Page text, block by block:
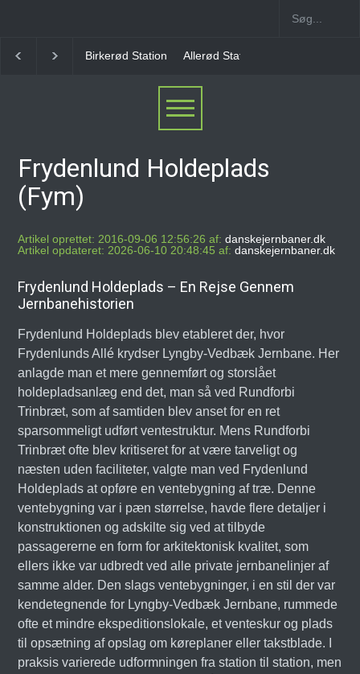
Allerød Station Favrholm Station
Frydenlund Holdeplads
(Fym)
Artikel oprettet: 2016-09-06 12:56:26 af: danskejernbaner.dk
Artikel opdateret: 2026-06-10 20:48:45 af: danskejernbaner.dk
Frydenlund Holdeplads – En Rejse Gennem
Jernbanehistorien
Frydenlund Holdeplads blev etableret der, hvor
Frydenlunds Allé krydser Lyngby-Vedbæk Jernbane. Her
anlagde man et mere gennemført og storslået
holdepladsanlæg end det, man så ved Rundforbi
Trinbræt, som af samtiden blev anset for en ret
sparsommeligt udført ventestruktur. Mens Rundforbi
Trinbræt ofte blev kritiseret for at være tarveligt og
næsten uden faciliteter, valgte man ved Frydenlund
Holdeplads at opføre en ventebygning af træ. Denne
ventebygning var i pæn størrelse, havde flere detaljer i
konstruktionen og adskilte sig ved at tilbyde
passagererne en form for arkitektonisk kvalitet, som
ellers ikke var udbredt ved alle private jernbanelinjer af
samme alder. Den slags ventebygninger, i en stil der var
kendetegnende for Lyngby-Vedbæk Jernbane, rummede
ofte et mindre ekspeditionslokale, et venteskur og plads
til opsætning af opslag om køreplaner eller takstblade. I
praksis varierede udformningen fra station til station, men